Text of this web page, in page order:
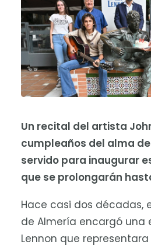
Un recital del artista
cumpleaños del alma
servido para inaugurar
que se prolongarán
Hace casi dos décadas,
de Almería encargó una
Lennon que